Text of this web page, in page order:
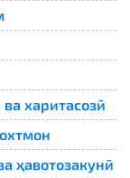
харитасозӣ
ҳавотозакунӣ